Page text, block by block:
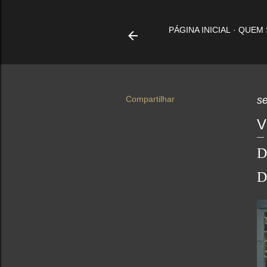
PÁGINA INICIAL QUEM
Compartilhar